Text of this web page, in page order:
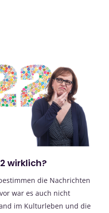
wirklich?
die Nachrichten
war es auch nicht
im Kulturleben und die